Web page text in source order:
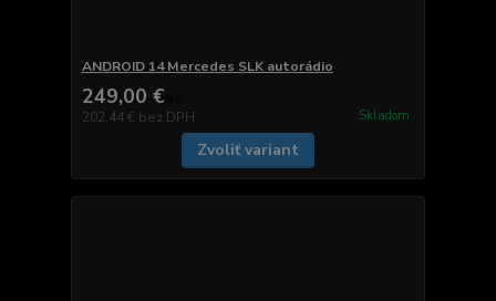
ANDROID 14 Mercedes SLK autorádio
249,00 €
202,44 € bez DPH Skladom
Zvoliť variant